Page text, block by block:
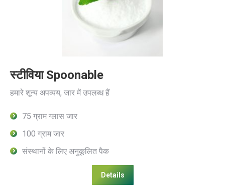
स्टीविया Spoonable
हमारे शून्य अपव्यय, जार में उपलब्ध हैं
75 ग्राम ग्लास जार
100 ग्राम जार
संस्थानों के लिए अनुकूलित पैक
Details